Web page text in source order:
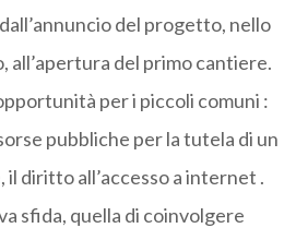
del progetto, nello
all’apertura del primo cantiere.
per i piccoli comuni :
pubbliche per la tutela di un
diritto all’accesso a internet .
sfida, quella di coinvolgere